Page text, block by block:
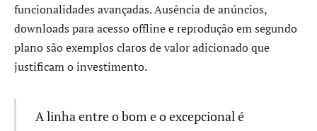
funcionalidades avançadas. Ausência de anúncios,
downloads para acesso offline e reprodução em segundo
plano são exemplos claros de valor adicionado que
justificam o investimento.
A linha entre o bom e o excepcional é